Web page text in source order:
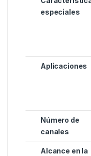
especiales
Aplicaciones
Número de
canales
Alcance en la